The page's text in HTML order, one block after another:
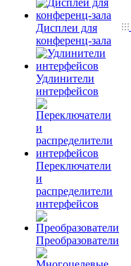
Дисплеи для
конференц-зала
Удлинители
интерфейсов
Переключатели
и
распределители
интерфейсов
Преобразователи